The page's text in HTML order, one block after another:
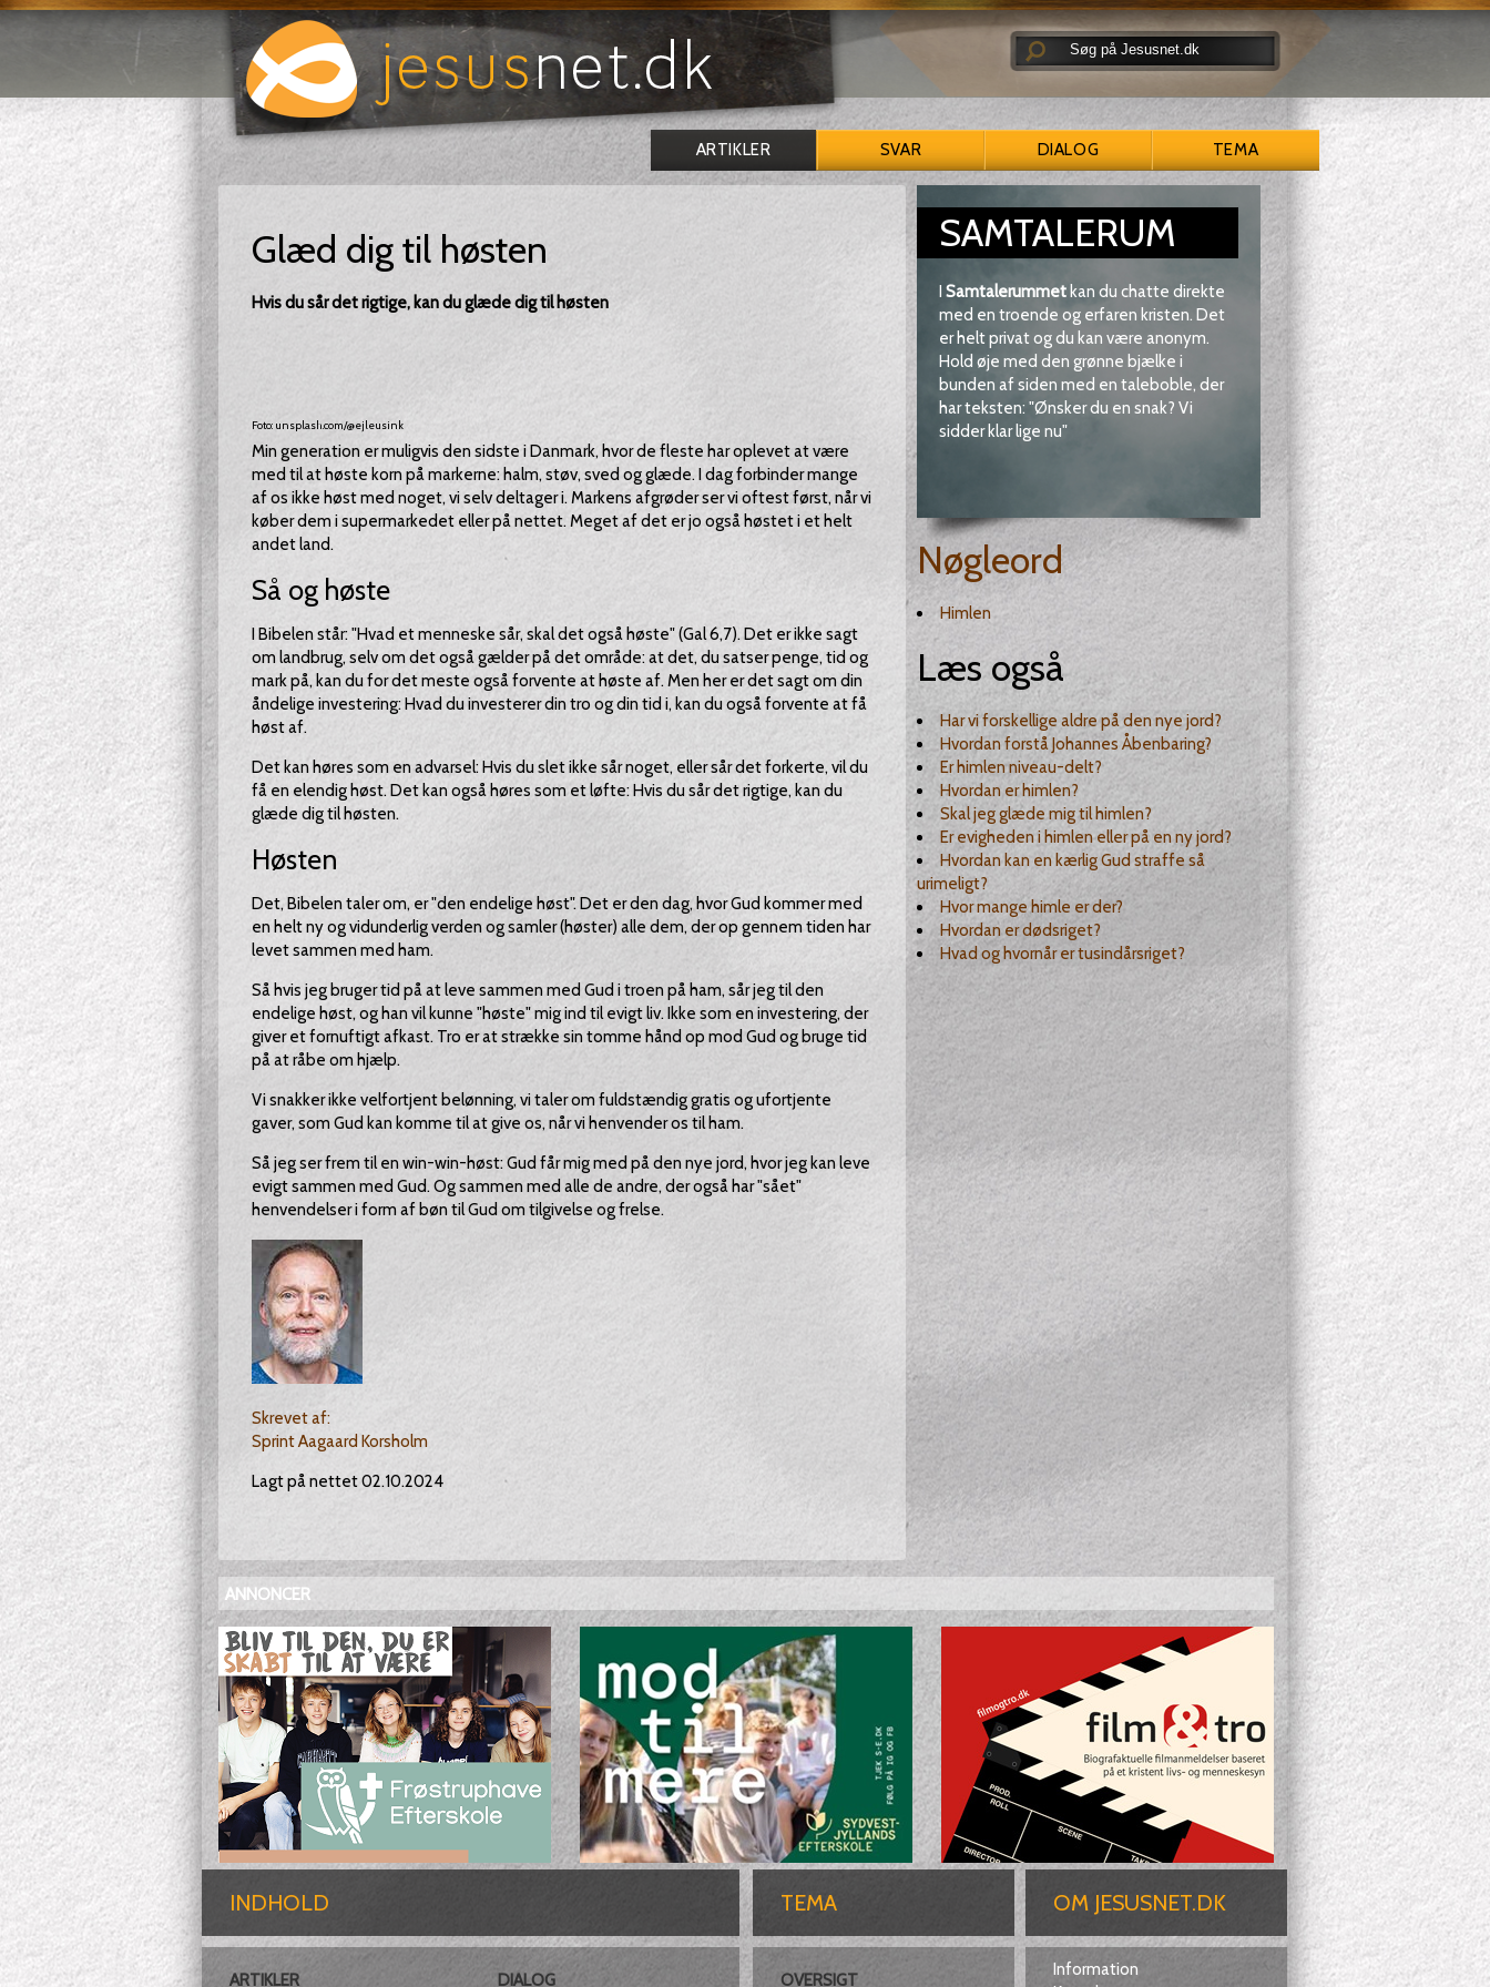
ARTIKLER SVAR DIALOG TEMA
Glæd dig til høsten
Hvis du sår det rigtige, kan du glæde dig til høsten
Foto: unsplash.com/@ejleusink
Min generation er muligvis den sidste i Danmark, hvor de fleste har oplevet at være
med til at høste korn på markerne: halm, støv, sved og glæde. I dag forbinder mange
af os ikke høst med noget, vi selv deltager i. Markens afgrøder ser vi oftest først, når vi
køber dem i supermarkedet eller på nettet. Meget af det er jo også høstet i et helt
andet land.
Så og høste
I Bibelen står: "Hvad et menneske sår, skal det også høste" (Gal 6,7). Det er ikke sagt
om landbrug, selv om det også gælder på det område: at det, du satser penge, tid og
mark på, kan du for det meste også forvente at høste af. Men her er det sagt om din
åndelige investering: Hvad du investerer din tro og din tid i, kan du også forvente at få
høst af.
Det kan høres som en advarsel: Hvis du slet ikke sår noget, eller sår det forkerte, vil du
få en elendig høst. Det kan også høres som et løfte: Hvis du sår det rigtige, kan du
glæde dig til høsten.
Høsten
Det, Bibelen taler om, er "den endelige høst". Det er den dag, hvor Gud kommer med
en helt ny og vidunderlig verden og samler (høster) alle dem, der op gennem tiden har
levet sammen med ham.
Så hvis jeg bruger tid på at leve sammen med Gud i troen på ham, sår jeg til den
endelige høst, og han vil kunne "høste" mig ind til evigt liv. Ikke som en investering, der
giver et fornuftigt afkast. Tro er at strække sin tomme hånd op mod Gud og bruge tid
på at råbe om hjælp.
Vi snakker ikke velfortjent belønning, vi taler om fuldstændig gratis og ufortjente
gaver, som Gud kan komme til at give os, når vi henvender os til ham.
Så jeg ser frem til en win-win-høst: Gud får mig med på den nye jord, hvor jeg kan leve
evigt sammen med Gud. Og sammen med alle de andre, der også har "sået"
henvendelser i form af bøn til Gud om tilgivelse og frelse.
Skrevet af:
Sprint Aagaard Korsholm
Lagt på nettet 02.10.2024
SAMTALERUM
I Samtalerummetkan du chatte direkte
med en troende og erfaren kristen. Det
er helt privat og du kan være anonym.
Hold øje med den grønne bjælke i
bunden af siden med en taleboble, der
har teksten: "Ønsker du en snak? Vi
sidder klar lige nu"
Nøgleord
Himlen
Læs også
Har vi forskellige aldre på den nye jord?
Hvordan forstå Johannes Åbenbaring?
Er himlen niveau-delt?
Hvordan er himlen?
Skal jeg glæde mig til himlen?
Er evigheden i himlen eller på en ny jord?
Hvordan kan en kærlig Gud straffe så
urimeligt?
Hvor mange himle er der?
Hvordan er dødsriget?
Hvad og hvornår er tusindårsriget?
ANNONCER
INDHOLD
ARTIKLER DIALOG
TEMA
OVERSIGT
OM JESUSNET.DK
Information